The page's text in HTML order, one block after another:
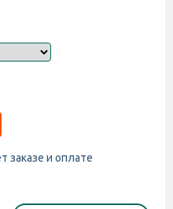
заказе и оплате